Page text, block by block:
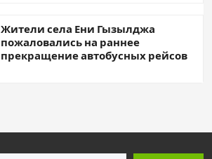
Жители села Ени Гызылджа
пожаловались на раннее
прекращение автобусных рейсов